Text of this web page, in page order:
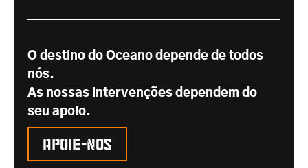
O destino do Oceano depende de todos
nós.
As nossas intervenções dependem do
seu apoio.
Apoie-nos